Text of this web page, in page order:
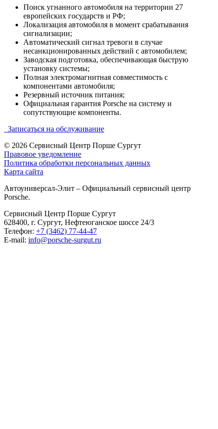
Поиск угнанного автомобиля на территории 27
европейских государств и РФ;
Локализация автомобиля в момент срабатывания
сигнализации;
Автоматический сигнал тревоги в случае
несанкционированных действий с автомобилем;
Заводская подготовка, обеспечивающая быструю
установку системы;
Полная электромагнитная совместимость с
компонентами автомобиля;
Резервный источник питания;
Официальная гарантия Porsche на систему и
сопутствующие компоненты.
Записаться на обслуживание
© 2026 Сервисный Центр Порше Сургут
Правовое уведомление
Политика обработки персональных данных
Карта сайта
Автоуниверсал-Элит – Официальный сервисный центр
Porsche.
Сервисный Центр Порше Сургут
628400, г. Сургут, Нефтеюганское шоссе 24/3
Телефон: +7 (3462) 77-44-47
E-mail: info@porsche-surgut.ru